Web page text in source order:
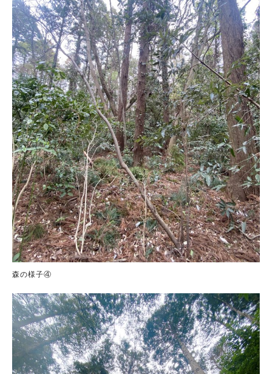
森の様子④